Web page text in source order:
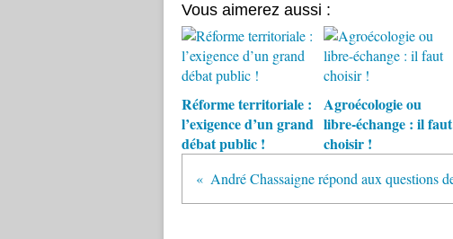
Vous aimerez aussi :
Réforme territoriale :
l’exigence d’un grand
débat public !
Agroécologie ou
libre-échange : il faut
choisir !